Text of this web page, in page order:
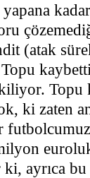
(atak
ki zaten
ayrıca bu